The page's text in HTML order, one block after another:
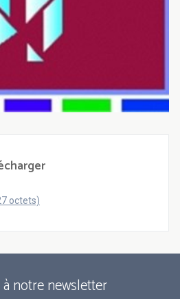
octets)
notre newsletter